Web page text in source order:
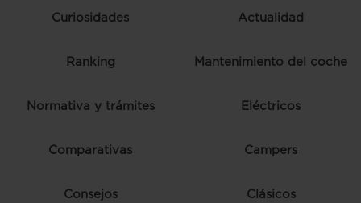
Curiosidades Actualidad
Ranking Mantenimiento del coche
Normativa y trámites Eléctricos
Comparativas Campers
Consejos Clásicos